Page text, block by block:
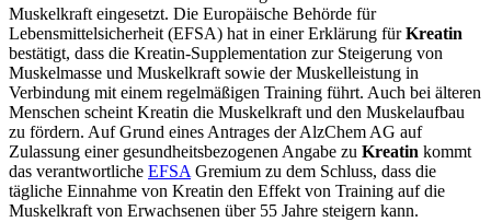
Muskelkraft eingesetzt. Die Europäische Behörde für
Lebensmittelsicherheit (EFSA) hat in einer Erklärung fürKreatin
bestätigt, dass die Kreatin-Supplementation zur Steigerung von
Muskelmasse und Muskelkraft sowie der Muskelleistung in
Verbindung mit einem regelmäßigen Training führt. Auch bei älteren
Menschen scheint Kreatin die Muskelkraft und den Muskelaufbau
zu fördern. Auf Grund eines Antrages der AlzChem AG auf
Zulassung einer gesundheitsbezogenen Angabe zu Kreatin kommt
das verantwortliche EFSA Gremium zu dem Schluss, dass die
tägliche Einnahme von Kreatin den Effekt von Training auf die
Muskelkraft von Erwachsenen über 55 Jahre steigern kann.